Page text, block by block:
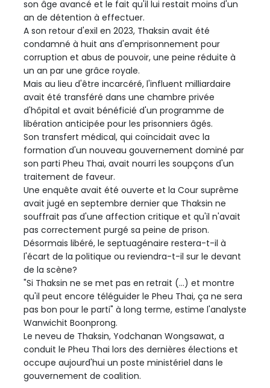
son âge avancé et le fait qu'il lui restait moins d'un
an de détention à effectuer.
A son retour d'exil en 2023, Thaksin avait été
condamné à huit ans d'emprisonnement pour
corruption et abus de pouvoir, une peine réduite à
un an par une grâce royale.
Mais au lieu d'être incarcéré, l'influent milliardaire
avait été transféré dans une chambre privée
d'hôpital et avait bénéficié d'un programme de
libération anticipée pour les prisonniers âgés.
Son transfert médical, qui coïncidait avec la
formation d'un nouveau gouvernement dominé par
son parti Pheu Thai, avait nourri les soupçons d'un
traitement de faveur.
Une enquête avait été ouverte et la Cour suprême
avait jugé en septembre dernier que Thaksin ne
souffrait pas d'une affection critique et qu'il n'avait
pas correctement purgé sa peine de prison.
Désormais libéré, le septuagénaire restera-t-il à
l'écart de la politique ou reviendra-t-il sur le devant
de la scène?
"Si Thaksin ne se met pas en retrait (...) et montre
qu'il peut encore téléguider le Pheu Thai, ça ne sera
pas bon pour le parti" à long terme, estime l'analyste
Wanwichit Boonprong.
Le neveu de Thaksin, Yodchanan Wongsawat, a
conduit le Pheu Thai lors des dernières élections et
occupe aujourd'hui un poste ministériel dans le
gouvernement de coalition.